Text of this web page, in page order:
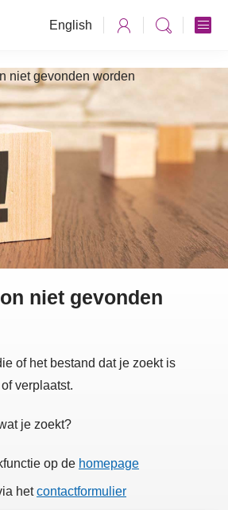
English
niet gevonden worden
niet gevonden
of het bestand dat je zoekt is
verplaatst.
je zoekt?
op de homepage
hetcontactformulier